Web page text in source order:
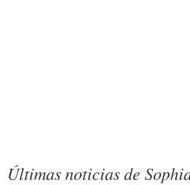
Últimas noticias de